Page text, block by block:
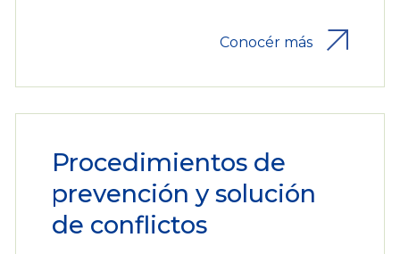
Conocér más
Procedimientos de
prevención y solución
de conflictos